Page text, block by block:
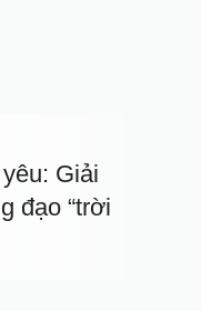
Giải
đạo “trời